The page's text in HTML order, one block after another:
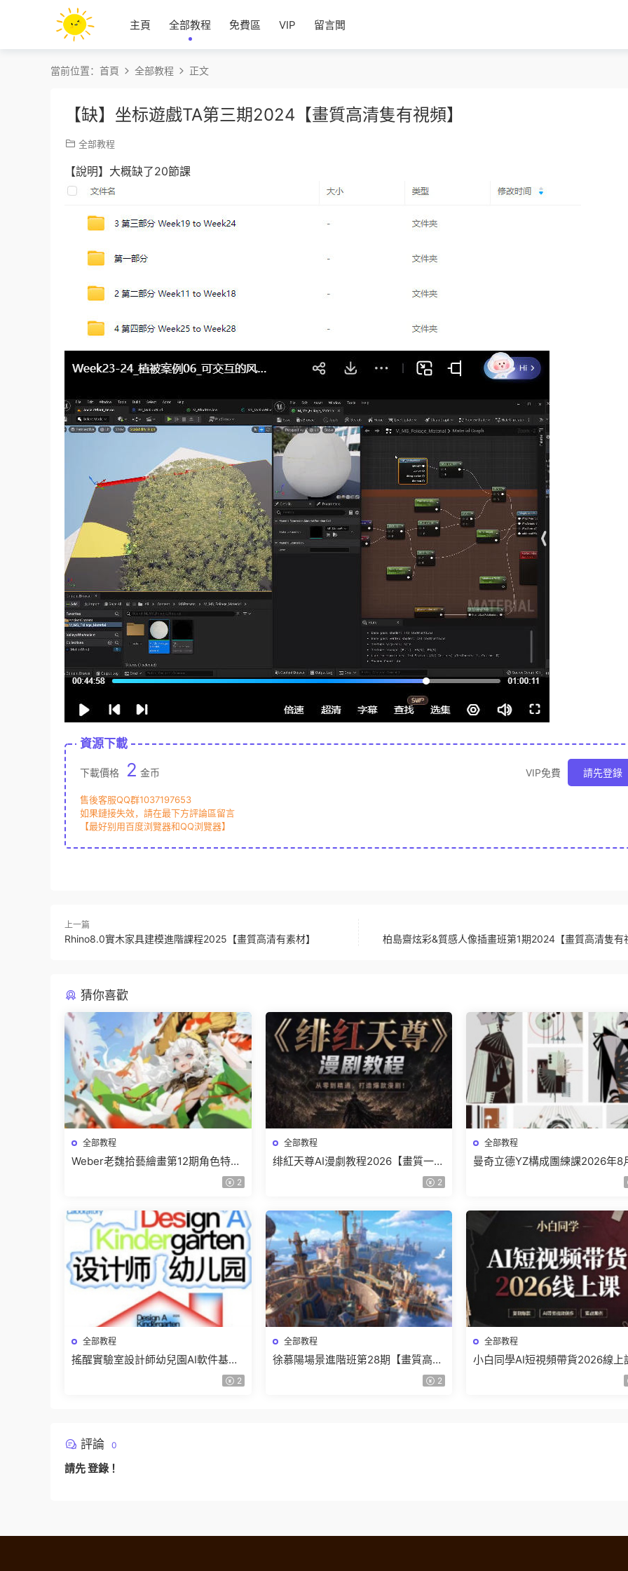
主頁 全部教程 免費區 VIP 留言闆
當前位置： 首頁 全部教程 正文
【缺】坐标遊戲TA第三期2024【畫質高清隻有視頻】
全部教程
【說明】大概缺了20節課
資源下載
下載價格 2 金币 VIP免費 請先登錄
售後客服QQ群1037197653
如果鏈接失效，請在最下方評論區留言
【最好别用百度浏覽器和QQ浏覽器】
上一篇
Rhino8.0實木家具建模進階課程2025【畫質高清有素材】 柏島齋炫彩&質感人像插畫班第1期2024【畫質高清隻有
猜你喜歡
全部教程
Weber老魏拾藝繪畫第12期角色特訓
2
全部教程
绯紅天尊AI漫劇教程2026【畫質一般
2
全部教程
曼奇立德YZ構成團練課2026年8
全部教程
搖醒實驗室設計師幼兒園AI軟件基礎
2
全部教程
徐慕陽場景進階班第28期【畫質高清
2
全部教程
小白同學AI短視頻帶貨2026線上
評論 0
請先登錄 ！